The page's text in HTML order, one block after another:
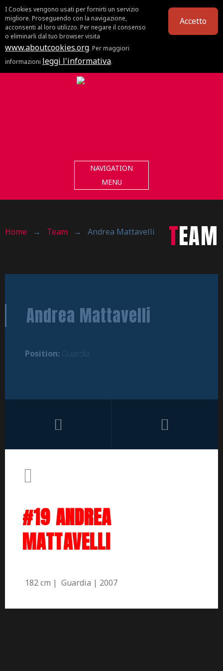
I Cookies vengono usati per fornirti un servizio
migliore. Proseguendo con la navigazione,
acconsenti al loro utilizzo. Per negare il consenso
o eliminarli dal tuo browser visita
www.aboutcookies.org. Per maggiori
informazioni leggi l'informativa.
Accetto
NAVIGATION
MENU
Home → Team → Andrea Mattavelli TEAM
Andrea Mattavelli
Position: Guardia
#19 ANDREA
MATTAVELLI
182 cm | Guardia | 2007